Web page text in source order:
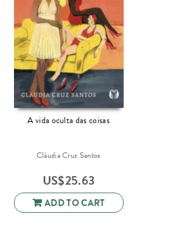
A vida oculta das coisas
Cláudia Cruz Santos
US$25.63
ADD TO CART